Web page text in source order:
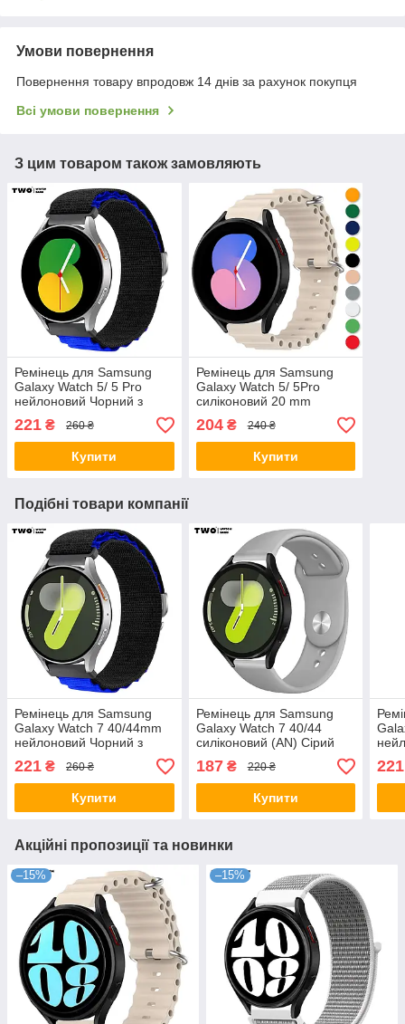
Умови повернення
Повернення товару впродовж 14 днів за рахунок покупця
Всі умови повернення
З цим товаром також замовляють
Ремінець для Samsung
Galaxy Watch 5/ 5 Pro
нейлоновий Чорний з
синім
221 ₴ 260 ₴
Купити
Ремінець для Samsung
Galaxy Watch 5/ 5Pro
силіконовий 20 mm
Бежевий
204₴ 240 ₴
Купити
Подібні товари компанії
Ремінець для Samsung
Galaxy Watch 7 40/44mm
нейлоновий Чорний з
221 ₴ 260 ₴
Купити
Ремінець для Samsung
Galaxy Watch 7 40/44
силіконовий (AN) Сірий
187₴ 220 ₴
Купити
221
Акційні пропозиції та новинки
–15% –15%